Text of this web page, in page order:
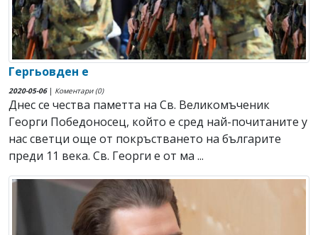
Гергьовден е
2020-05-06| Коментари (0)
Днес се чества паметта на Св. Великомъченик
Георги Победоносец, който е сред най-почитаните у
нас светци още от покръстването на българите
преди 11 века. Св. Георги е от ма ...